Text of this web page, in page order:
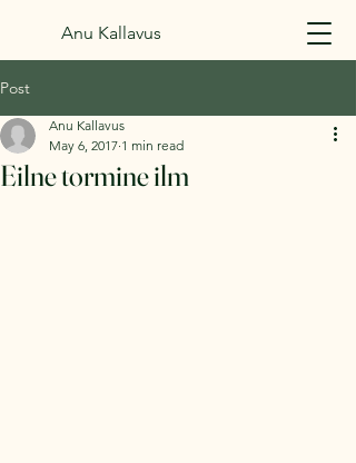
Anu Kallavus
Post
Eilne tormine ilm
Anu Kallavus
May 6, 2017 1 min read